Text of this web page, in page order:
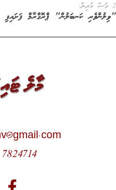
2 މަސް ކުރިން
"ވިލުންވެރި ކަނބަލުން" ޕްރޮގްރާމް ފަށައިފި